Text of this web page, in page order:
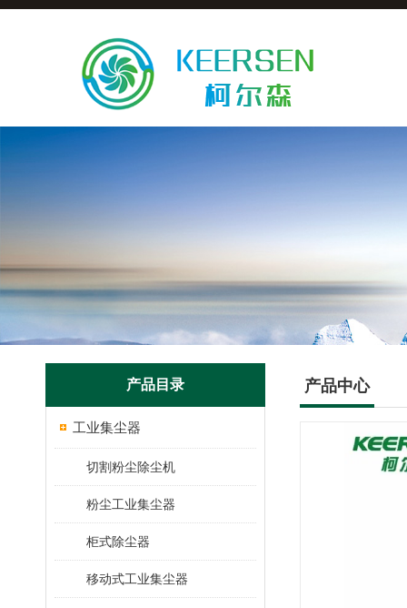
产品目录
工业集尘器
切割粉尘除尘机
粉尘工业集尘器
柜式除尘器
移动式工业集尘器
产品中心